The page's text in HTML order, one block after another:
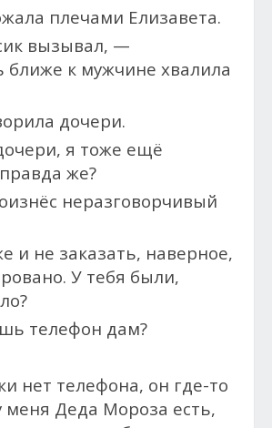
плечами Елизавета.
вызывал, —
ближе к мужчине хвалила
дочери.
я тоже ещё
же?
неразговорчивый
и не заказать, наверное,
У тебя были,
телефон дам?
нет телефона, он где-то
меня Деда Мороза есть,